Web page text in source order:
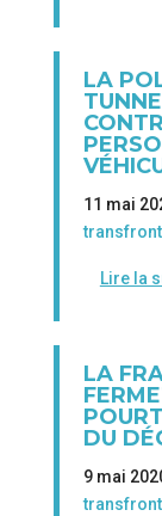
LA
11 mai
Lire la
LA
DU
9 mai